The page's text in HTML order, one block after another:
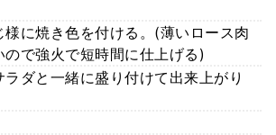
に焼き色を付ける。(薄いロース肉
で強火で短時間に仕上げる)
ダと一緒に盛り付けて出来上がり